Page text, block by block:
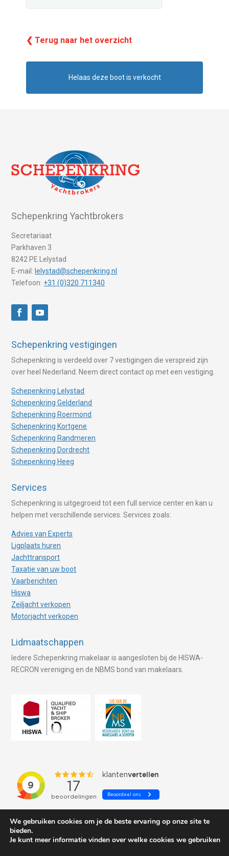
❮ Terug naar het overzicht
Helaas deze boot is verkocht
Schepenkring Yachtbrokers
Secretariaat
Parkhaven 3
8242 PE Lelystad
E-mail: lelystad@schepenkring.nl
Telefoon: +31 (0)320 711340
Schepenkring vestigingen
Schepenkring is verdeeld over 7 vestigingen die verspreid zijn
over heel Nederland. Neem direct contact op met een vestiging.
Schepenkring Lelystad
Schepenkring Gelderland
Schepenkring Roermond
Schepenkring Kortgene
Schepenkring Randmeren
Schepenkring Dordrecht
Schepenkring Heeg
Services
Schepenkring is uitgegroeid tot een full service center en kan u
helpen met verschillende services. Services zoals:
Advies van Experts
Ligplaats huren
Jachttransport
Taxatie van uw boot
Vaarberichten
Hiswa
Zeiljacht verkopen
Motorjacht verkopen
Lidmaatschappen
Iedere Schepenkring makelaar is aangesloten bij de HISWA-
RECRON vereniging en de NBMS bond van makelaars.
We gebruiken cookies om je de beste ervaring op onze site te
bieden.
Je kunt meer informatie vinden over welke cookies we gebruiken